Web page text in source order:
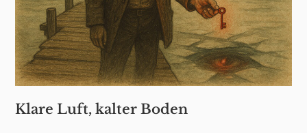
Klare Luft, kalter Boden